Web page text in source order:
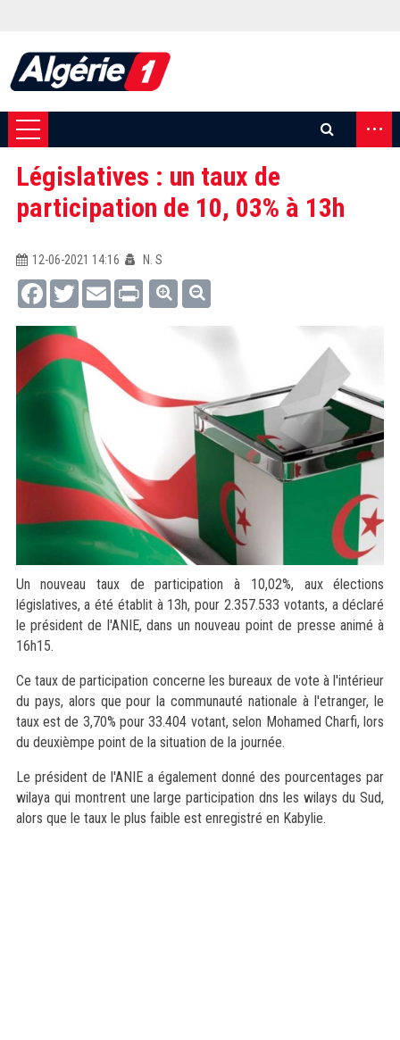
...
Législatives : un taux de
participation de 10, 03% à 13h
12-06-2021 14:16
N. S
FacebookTwitterEmail Print
Un nouveau taux de participation à 10,02%, aux élections
législatives, a été établit à 13h, pour 2.357.533 votants, a déclaré
le président de l'ANIE, dans un nouveau point de presse animé à
16h15.
Ce taux de participation concerne les bureaux de vote à l'intérieur
du pays, alors que pour la communauté nationale à l'etranger, le
taux est de 3,70% pour 33.404 votant, selon Mohamed Charfi, lors
du deuxièmpe point de la situation de la journée.
Le président de l'ANIE a également donné des pourcentages par
wilaya qui montrent une large participation dns les wilays du Sud,
alors que le taux le plus faible est enregistré en Kabylie.